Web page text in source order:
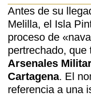
Antes de su
Melilla, el Isla
proceso de
pertrechado, que
Arsenales
Cartagena. El
referencia a una